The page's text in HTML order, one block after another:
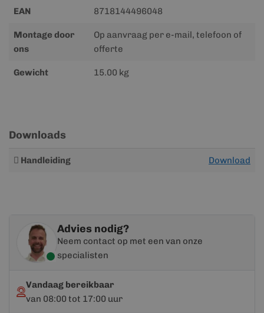
EAN 8718144496048
Montage door
ons
Op aanvraag per e-mail, telefoon of
offerte
Gewicht 15.00 kg
Downloads
Meer
Handleiding Download
Advies nodig?
Neem contact op met een van onze
specialisten
Vandaag bereikbaar
van 08:00 tot 17:00 uur